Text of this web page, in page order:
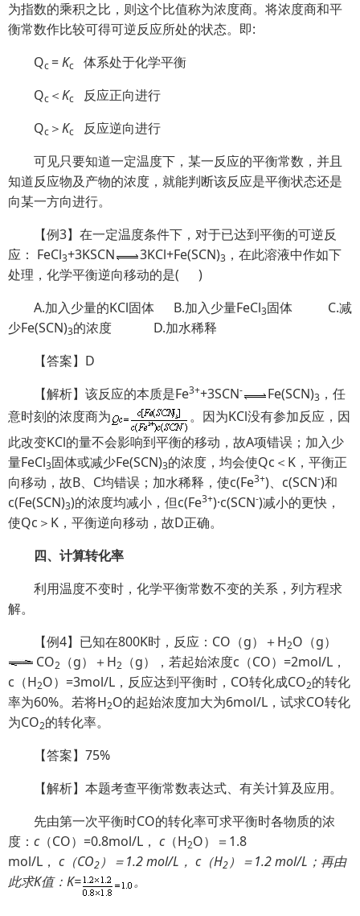
为指数的乘积之比，则这个比值称为浓度商。将浓度商和平
衡常数作比较可得可逆反应所处的状态。即:
Qc =Kc
体系处于化学平衡
Qc ＜Kc
反应正向进行
Qc ＞Kc
反应逆向进行
可见只要知道一定温度下，某一反应的平衡常数，并且
知道反应物及产物的浓度，就能判断该反应是平衡状态还是
向某一方向进行。
【例3】在一定温度条件下，对于已达到平衡的可逆反
应： FeCl3+3KSCN 3KCl+Fe(SCN)3 ，在此溶液中作如下
处理，化学平衡逆向移动的是( )
A.加入少量的KCl固体 B.加入少量FeCl3固体 C.减
少Fe(SCN)3的浓度 D.加水稀释
【答案】D
【解析】该反应的本质是Fe3++3SCN- Fe(SCN)3 ，任
意时刻的浓度商为
。因为KCl没有参加反应，因
此改变KCl的量不会影响到平衡的移动，故A项错误；加入少
量FeCl3固体或减少Fe(SCN)3的浓度，均会使Qc＜K，平衡正
向移动，故B、C均错误；加水稀释，使c(Fe3+)、c(SCN-)和
c(Fe(SCN)3)的浓度均减小，但c(Fe3+)·c(SCN-)减小的更快，
使Qc＞K，平衡逆向移动，故D正确。
四、计算转化率
利用温度不变时，化学平衡常数不变的关系，列方程求
解。
【例4】已知在800K时，反应：CO（g）＋H2O（g）
CO2 （g）＋H2 （g），若起始浓度c（CO）=2mol/L，
c（H2O）=3mol/L，反应达到平衡时，CO转化成CO2的转化
率为60%。若将H2O的起始浓度加大为6mol/L，试求CO转化
为CO2的转化率。
【答案】75%
【解析】本题考查平衡常数表达式、有关计算及应用。
先由第一次平衡时CO的转化率可求平衡时各物质的浓
度： c（CO）=0.8mol/L， c（H2O）＝1.8
mol/L， c（CO2 ）＝1.2 mol/L， c（H2 ）＝1.2 mol/L；再由
此求K值： K= 。